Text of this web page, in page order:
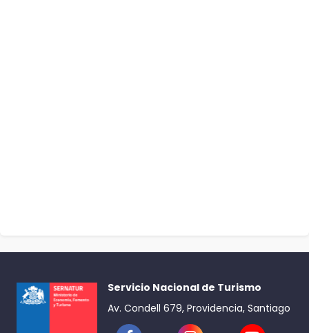
Servicio Nacional de Turismo
Av. Condell 679, Providencia, Santiago